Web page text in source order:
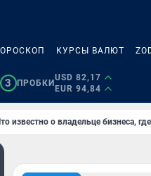
КУРСЫ ВАЛЮТ
3 ПРОБКИ
USD 82,17
EUR 94,84
известно о владельце бизнеса,